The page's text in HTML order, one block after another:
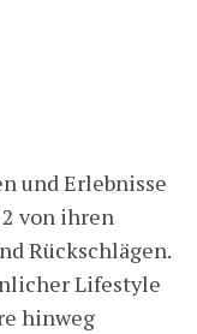
und Erlebnisse
von ihren
Rückschlägen.
Lifestyle
hinweg